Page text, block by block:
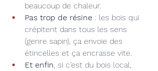
beaucoup de chaleur.
Pas trop de résine : les bois qui
crépitent dans tous les sens
(genre sapin), ça envoie des
étincelles et ça encrasse vite.
Et enfin , si c’est du bois local,